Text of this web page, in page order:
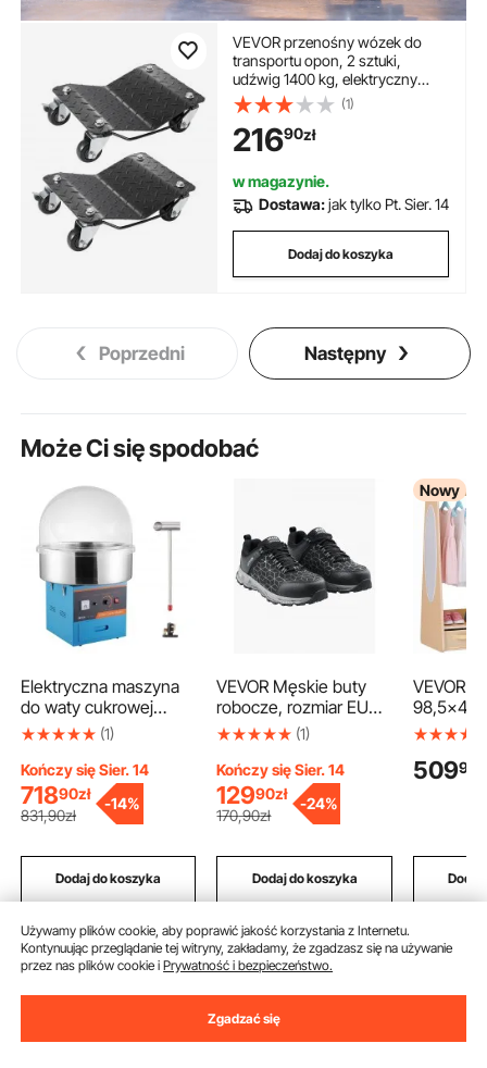
VEVOR przenośny wózek do
transportu opon, 2 sztuki,
udźwig 1400 kg, elektryczny
wózek ratunkowy, 4-kołowy
wózek do transportu opon,
wytrzymały, mobilny wózek,
stalowy uchwyt na opony,
odpowiedni do samochodów,
motocykli, pickupów itp.
(1)
21690zł
w magazynie.
Dostawa:jak tylko Pt. Sier. 14
Dodaj do koszyka
Poprzedni Następny
Może Ci się spodobać
Elektryczna maszyna
do waty cukrowej
VEVOR, 1 kW,
do waty cukrowej z
pokrywą, misa ze stali
nierdzewnej, miarka do
cukru, szuflada, na
urodziny dzieci i
przyjęcia rodzinne,
kolor niebieski
(1)
Kończy się Sier. 14
71890zł
831,90zł
-14%
Dodaj do koszyka
VEVOR Męskie buty
robocze, rozmiar EU
46, buty robocze z
buty robocze, trampki
ochronne, do
przemysłu i
budownictwa, czarne
(1)
Kończy się Sier. 14
12990zł
170,90zł
-24%
Dodaj do koszyka
Nowy
VEVOR
Szafa
ubrania i
50999
Dodaj
Zalecane wyszukiwania
na kółkach
Używamy plików cookie, aby poprawić jakość korzystania z Internetu.
Kontynuując przeglądanie tej witryny, zakładamy, że zgadzasz się na używanie
przez nas plików cookie iPrywatność i bezpieczeństwo.
Zgadzać się